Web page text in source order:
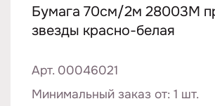
Бумага 70см/2м 28003M
звезды красно-белая
Арт. 00046021
Минимальный заказ от: 1 шт.